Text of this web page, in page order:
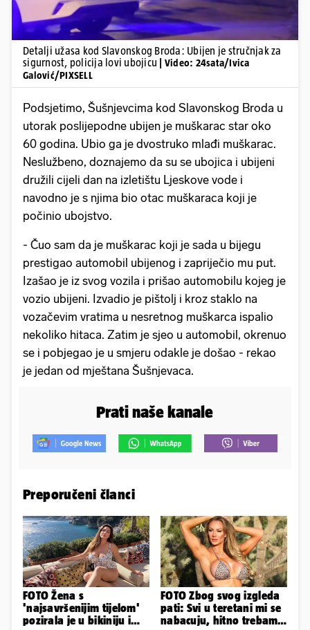
Detalji užasa kod Slavonskog Broda: Ubijen je stručnjak za
sigurnost, policija lovi ubojicu
| Video: 24sata/Ivica
Galović/PIXSELL
Podsjetimo, Šušnjevcima kod Slavonskog Broda u
utorak poslijepodne ubijen je muškarac star oko
60 godina. Ubio ga je dvostruko mlađi muškarac.
Neslužbeno, doznajemo da su se ubojica i ubijeni
družili cijeli dan na izletištu Ljeskove vode i
navodno je s njima bio otac muškaraca koji je
počinio ubojstvo.
- Čuo sam da je muškarac koji je sada u bijegu
prestigao automobil ubijenog i zapriječio mu put.
Izašao je iz svog vozila i prišao automobilu kojeg je
vozio ubijeni. Izvadio je pištolj i kroz staklo na
vozačevim vratima u nesretnog muškarca ispalio
nekoliko hitaca. Zatim je sjeo u automobil, okrenuo
se i pobjegao je u smjeru odakle je došao - rekao
je jedan od mještana Šušnjevaca.
Prati naše kanale
Preporučeni članci
FOTO Žena s
'najsavršenijim tijelom'
pozirala je u bikiniju i
FOTO Zbog svog izgleda
pati: Svi u teretani mi se
nabacuju, hitno trebam